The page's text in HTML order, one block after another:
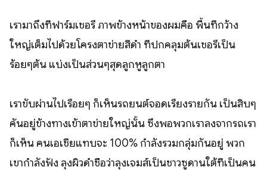
เรามาถึงที่ฟาร์มเชอรี่ ภาพข้างหน้าของผมคือ พื้นที่กว้าง
ใหญ่เต็มไปด้วยโครงตาข่ายสีดำ ที่ปกคลุมต้นเชอรี่เป็น
ร้อยๆต้น แบ่งเป็นส่วนๆสุดลูกหูลูกตา
เราขับผ่านไปเรื่อยๆ ก็เห็นรถยนต์จอดเรืยงรายกัน เป็นสิบๆ
คันอยู่ข้างทางเข้าตาข่ายใหญ่นั้น ซึ่งพอพวกเราลงจากรถเรา
ก็เห็น คนเอเชียแทบจะ 100% กำลังรวมกลุ่มกันอยู่ พวก
เขากำลังฟัง ลุงผิวดำชื่อว่าลุงเจมส์เป็นชาวซูดานใต้ที่เป็นคน